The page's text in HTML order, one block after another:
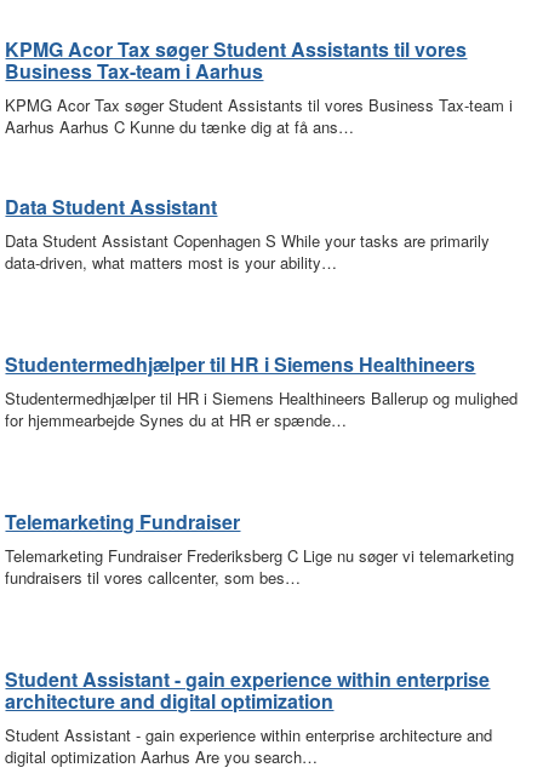
KPMG Acor Tax søger Student Assistants til vores
Business Tax-team i Aarhus
KPMG Acor Tax søger Student Assistants til vores Business Tax-team i
Aarhus Aarhus C Kunne du tænke dig at få ans…
Data Student Assistant
Data Student Assistant Copenhagen S While your tasks are primarily
data-driven, what matters most is your ability…
Studentermedhjælper til HR i Siemens Healthineers
Studentermedhjælper til HR i Siemens Healthineers Ballerup og mulighed
for hjemmearbejde Synes du at HR er spænde…
Telemarketing Fundraiser
Telemarketing Fundraiser Frederiksberg C Lige nu søger vi telemarketing
fundraisers til vores callcenter, som bes…
Student Assistant - gain experience within enterprise
architecture and digital optimization
Student Assistant - gain experience within enterprise architecture and
digital optimization Aarhus Are you search…